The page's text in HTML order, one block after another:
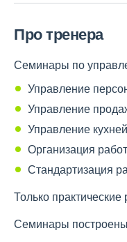
Про тренера
Семинары по
Управление
Управление
Управление
Организация
Стандартизация
Только
Семинары